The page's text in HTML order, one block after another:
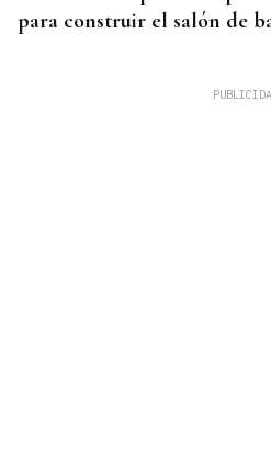
para construir el salón de